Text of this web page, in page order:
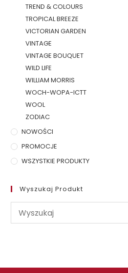
TREND & COLOURS
TROPICAL BREEZE
VICTORIAN GARDEN
VINTAGE
VINTAGE BOUQUET
WILD LIFE
WILLIAM MORRIS
WOCH-WOPA-ICTT
WOOL
ZODIAC
NOWOŚCI
PROMOCJE
WSZYSTKIE PRODUKTY
Wyszukaj Produkt